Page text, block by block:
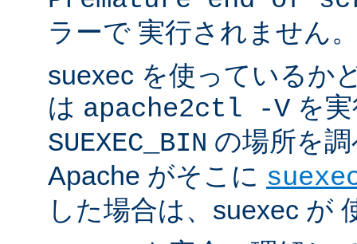
ラーで 実行されません
suexec を使っているか
は apache2ctl -V を
SUEXEC_BIN の場所を
Apache がそこに
した場合は、suexec が